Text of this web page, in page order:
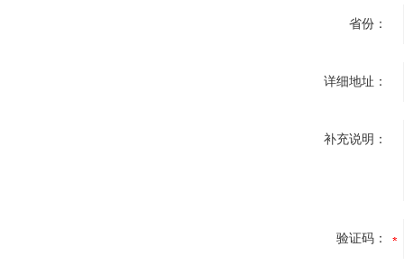
省份：
详细地址：
补充说明：
验证码：